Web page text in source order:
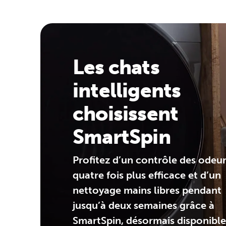
Les chats
intelligents
choisissent
SmartSpin
Profitez d’un contrôle des
quatre fois plus efficace et d’un
nettoyage mains libres pendant
jusqu’à deux semaines grâce à
SmartSpin, désormais disponible